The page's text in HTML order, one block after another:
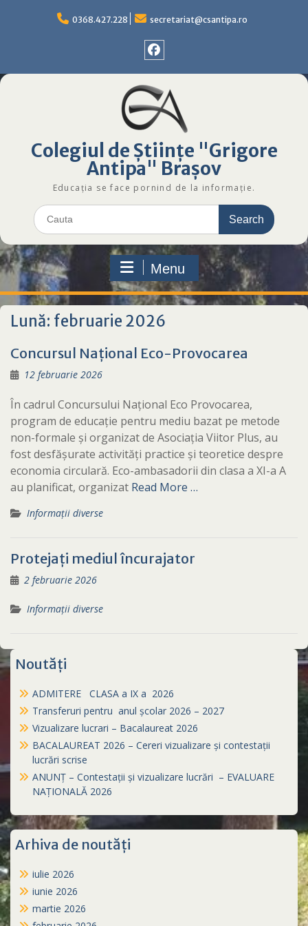
0368.427.228 secretariat@csantipa.ro
de
Științe
Grigore
Antipa
Brașov
Colegiul de Științe "Grigore
Antipa" Brașov
Educația se face pornind de la informație.
Search
for:
Menu
Lună: februarie 2026
Concursul Național Eco-Provocarea
12 februarie 2026
În cadrul Concursului Național Eco Provocarea,
program de educație pentru mediu bazat pe metode
non-formale și organizat de Asociația Viitor Plus, au
fost desfășurate activități practice și teoretice despre
economia circulară. Eco-ambasadorii din clasa a XI-a A
au planificat, organizat Read More …
Informații diverse
Protejați mediul încurajator
2 februarie 2026
Informații diverse
Noutăți
ADMITERE CLASA a IX a 2026
Transferuri pentru anul școlar 2026 – 2027
Vizualizare lucrari – Bacalaureat 2026
BACALAUREAT 2026 – Cereri vizualizare și contestații
lucrări scrise
ANUNȚ – Contestații și vizualizare lucrări – EVALUARE
NAȚIONALĂ 2026
Arhiva de noutăți
iulie 2026
iunie 2026
martie 2026